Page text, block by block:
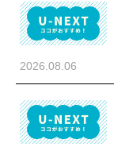
2026.08.06